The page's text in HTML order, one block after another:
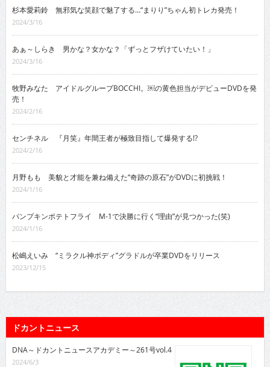
杉本愛莉鈴 無邪気な笑顔で魅了する…“まりり”ちゃん初トレカ発売！
2024/3/16
あぁ～しらき 男かな？女かな？「ずっとフザけていたい！」
2024/3/16
牧野みなた アイドルグループBOCCHI。￼の黄色担当がデビューDVDを発
売！
2024/2/16
センチネル 『月笑』年間王者が極致目指して爆発する!?
2024/2/16
月野もも 美貌と才能を兼ね備えた“奇跡の原石”がDVDに初挑戦！
2024/1/16
パンプキンポテトフライ M-1で決勝に行く“理由”が見つかった(笑)
2024/1/16
松嶋えいみ “ミラクル神ボディ”グラドルが卒業DVDをリリース
2023/12/15
ドカントニュース
DNA～ドカントニュースアカデミー～261号vol.4
2024/6/3